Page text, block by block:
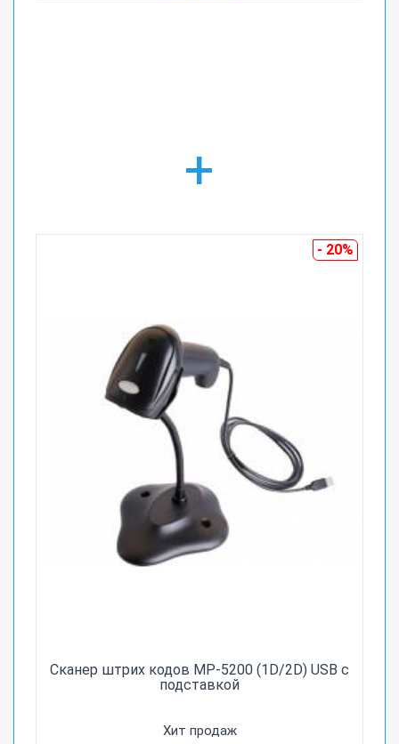
+
- 20%
Сканер штрих кодов MP-5200 (1D/2D) USB c
подставкой
Хит продаж